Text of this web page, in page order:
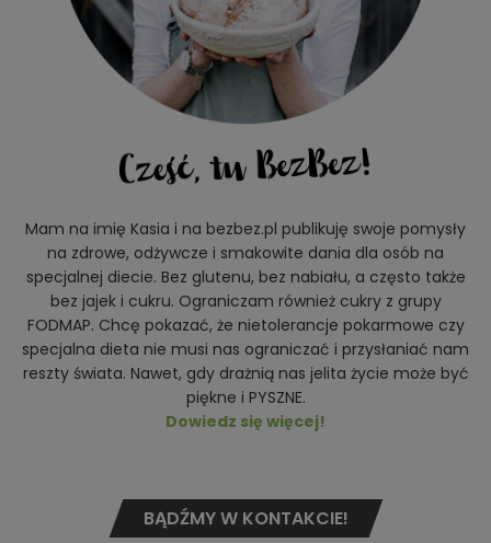
na zdrowe, odżywcze i smakowite dania dla osób na
specjalnej diecie. Bez glutenu, bez nabiału, a często także
bez jajek i cukru. Ograniczam również cukry z grupy
FODMAP. Chcę pokazać, że nietolerancje pokarmowe czy
specjalna dieta nie musi nas ograniczać i przysłaniać nam
reszty świata. Nawet, gdy drażnią nas jelita życie może być
piękne i PYSZNE.
Dowiedz się więcej!
BĄDŹMY W KONTAKCIE!